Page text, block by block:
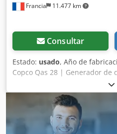
Francia 11.477 km
Consultar
Estado: usado, Año de
Copco Qas 28 | Generador de
Ubicación: Francia 🚛 Entrega
¡Utilice nuestra calculadora
costes de transporte! 💰
haga una oferta. Pago a la
tarifa asequible (sujeto a